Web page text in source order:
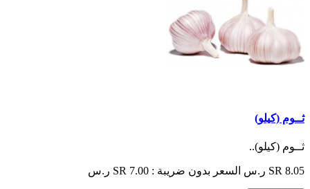
ثــوم (كيلو)
ثــوم (كيلو)..
SR 8.05 ر.س السعر بدون ضريبة : SR 7.00 ر.س